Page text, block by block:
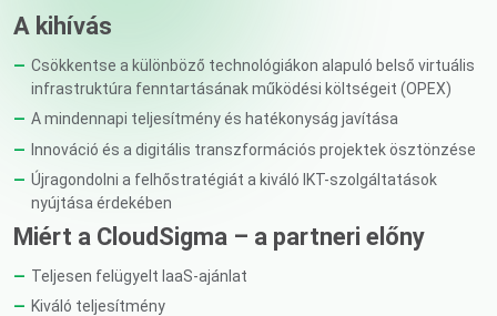
A kihívás
Csökkentse a különböző technológiákon alapuló belső virtuális
infrastruktúra fenntartásának működési költségeit (OPEX)
A mindennapi teljesítmény és hatékonyság javítása
Innováció és a digitális transzformációs projektek ösztönzése
Újragondolni a felhőstratégiát a kiváló IKT-szolgáltatások
nyújtása érdekében
Miért a CloudSigma – a partneri előny
Teljesen felügyelt IaaS-ajánlat
Kiváló teljesítmény